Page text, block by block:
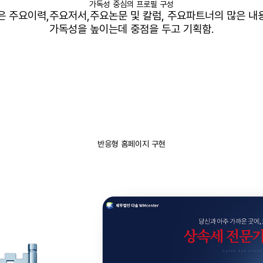
가독성 중심의 프로필 구성
주요이력,주요저서,주요논문 및 칼럼, 주요파트너의 많은 내
가독성을 높이는데 중점을 두고 기획함.
반응형 홈페이지 구현